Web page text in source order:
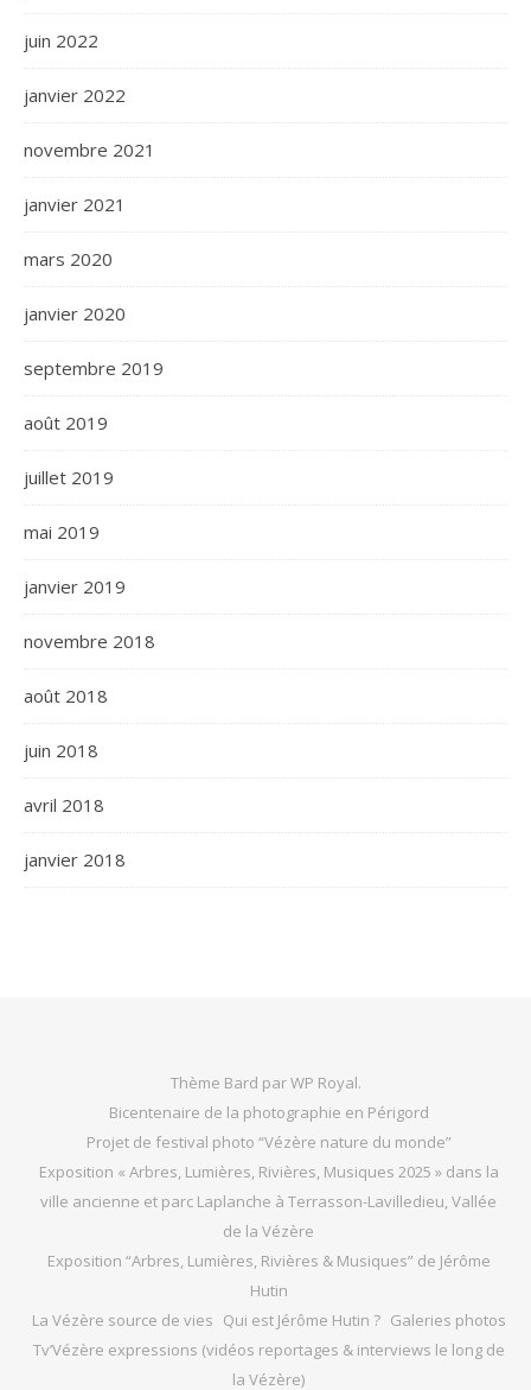
juin 2022
janvier 2022
novembre 2021
janvier 2021
mars 2020
janvier 2020
septembre 2019
août 2019
juillet 2019
mai 2019
janvier 2019
novembre 2018
août 2018
juin 2018
avril 2018
janvier 2018
Thème Bard parWP Royal.
Bicentenaire de la photographie en Périgord
Projet de festival photo “Vézère nature du monde”
Exposition « Arbres, Lumières, Rivières, Musiques 2025 » dans la
ville ancienne et parc Laplanche à Terrasson-Lavilledieu, Vallée
de la Vézère
Exposition “Arbres, Lumières, Rivières & Musiques” de Jérôme
Hutin
La Vézère source de vies Qui est Jérôme Hutin ? Galeries photos
Tv’Vézère expressions (vidéos reportages & interviews le long de
la Vézère)